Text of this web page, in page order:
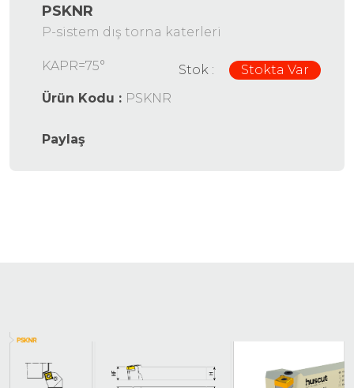
PSKNR
P-sistem dış torna katerleri
Stok : Stokta Var
KAPR=75°
Ürün Kodu : PSKNR
Paylaş